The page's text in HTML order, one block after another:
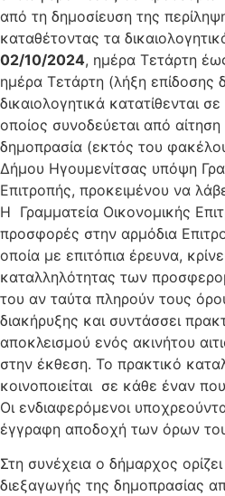
από τη δημοσίευση της
καταθέτοντας τα
02/10/2024, ημέρα Τετάρτη
ημέρα Τετάρτη (λήξη επίδοσης
δικαιολογητικά κατατίθενται
οποίος συνοδεύεται από
δημοπρασία (εκτός του
Δήμου Ηγουμενίτσας υπόψη
Επιτροπής, προκειμένου να
Η Γραμματεία Οικονομικής
προσφορές στην αρμόδια
οποία με επιτόπια έρευνα,
καταλληλότητας των
του αν ταύτα πληρούν τους
διακήρυξης και συντάσσει
αποκλεισμού ενός ακινήτου
στην έκθεση. Το πρακτικό
κοινοποιείται σε κάθε έναν
Οι ενδιαφερόμενοι
έγγραφη αποδοχή των όρων
Στη συνέχεια ο δήμαρχος
διεξαγωγής της δημοπρασίας